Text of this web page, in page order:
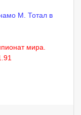
М. Тотал в
мира.